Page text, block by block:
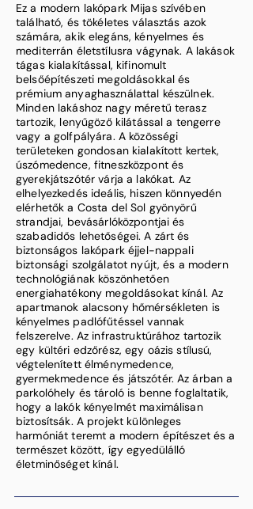
Ez a modern lakópark Mijas szívében
található, és tökéletes választás azok
számára, akik elegáns, kényelmes és
mediterrán életstílusra vágynak. A lakások
tágas kialakítással, kifinomult
belsőépítészeti megoldásokkal és
prémium anyaghasználattal készülnek.
Minden lakáshoz nagy méretű terasz
tartozik, lenyűgöző kilátással a tengerre
vagy a golfpályára. A közösségi
területeken gondosan kialakított kertek,
úszómedence, fitneszközpont és
gyerekjátszótér várja a lakókat. Az
elhelyezkedés ideális, hiszen könnyedén
elérhetők a Costa del Sol gyönyörű
strandjai, bevásárlóközpontjai és
szabadidős lehetőségei. A zárt és
biztonságos lakópark éjjel-nappali
biztonsági szolgálatot nyújt, és a modern
technológiának köszönhetően
energiahatékony megoldásokat kínál. Az
apartmanok alacsony hőmérsékleten is
kényelmes padlófűtéssel vannak
felszerelve. Az infrastruktúrához tartozik
egy kültéri edzőrész, egy oázis stílusú,
végtelenített élménymedence,
gyermekmedence és játszótér. Az árban a
parkolóhely és tároló is benne foglaltatik,
hogy a lakók kényelmét maximálisan
biztosítsák. A projekt különleges
harmóniát teremt a modern építészet és a
természet között, így egyedülálló
életminőséget kínál.